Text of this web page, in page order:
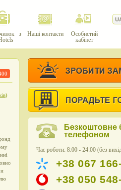
з
Наші контакти
Особистий
кабінет
)
Безкоштовне
телефоном
Час роботи: 8:00 - 24:00 (без
+38 067
+38 050